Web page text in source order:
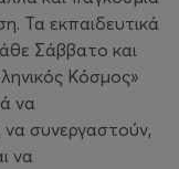
Τα εκπαιδευτικά
Σάββατο και
Κόσμος»
να
συνεργαστούν,
να